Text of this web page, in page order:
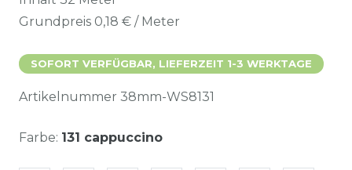
Grundpreis 0,18 € / Meter
SOFORT VERFÜGBAR, LIEFERZEIT 1-3 WERKTAGE
Artikelnummer 38mm-WS8131
Farbe: 131 cappuccino